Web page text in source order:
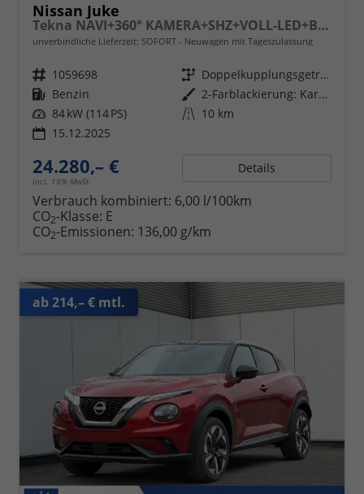
Nissan Juke
Tekna NAVI+360° KAMERA+SHZ+VOLL-LED+BOSE+PDC
unverbindliche Lieferzeit: SOFORT Neuwagen mit Tageszulassung
Fahrzeugnr. 1059698 Getriebe
Doppelkupplungsgetriebe (DSG)
Kraftstoff Benzin Außenfarbe
2-Farblackierung: Karosseriefarbe: Magnetic Blue Metallic / Dach in Kontrastfarbe in Black Metallic
Leistung 84 kW (114 PS) Kilometerstand 10 km
15.12.2025
24.280,– €
incl. 19% MwSt.
Details
Verbrauch kombiniert: 6,00 l/100km
CO2-Klasse: E
CO2-Emissionen: 136,00 g/km
ab 214,– € mtl.